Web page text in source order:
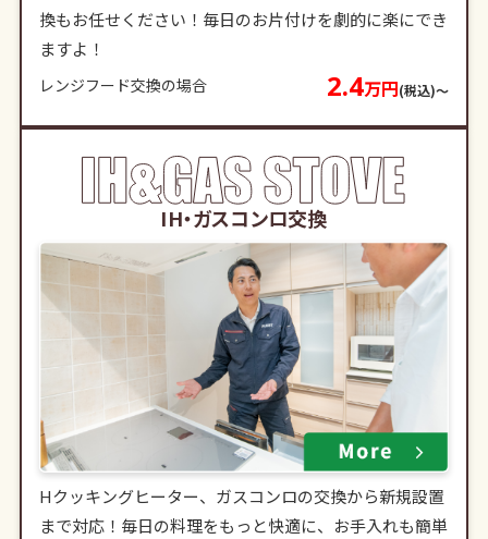
換もお任せください！毎日のお片付けを劇的に楽にでき
ますよ！
レンジフード交換の場合 2.4万円(税込)〜
IH・ガスコンロ交換
Hクッキングヒーター、ガスコンロの交換から新規設置
まで対応！毎日の料理をもっと快適に、お手入れも簡単